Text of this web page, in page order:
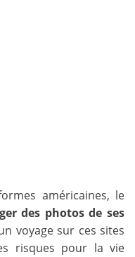
américaines, le
des photos de ses
voyage sur ces sites
risques pour la vie